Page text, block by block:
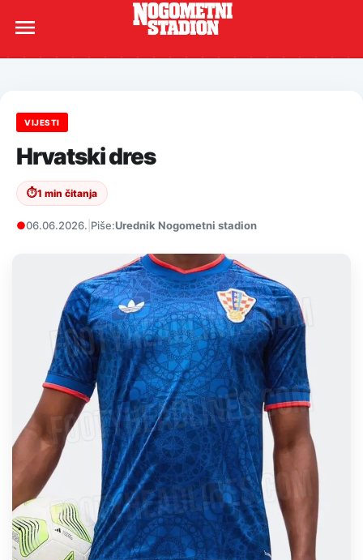
VIJESTI
Hrvatski dres
⏱1 min čitanja
●06.06.2026. Piše:Urednik Nogometni stadion